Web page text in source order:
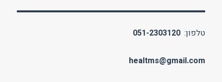
טלפון:051-2303120
healtms@gmail.com